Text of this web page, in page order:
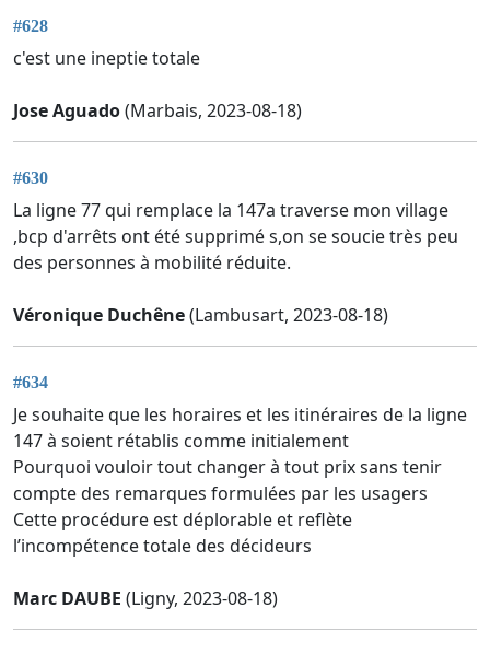
#628
c'est une ineptie totale
Jose Aguado(Marbais, 2023-08-18)
#630
La ligne 77 qui remplace la 147a traverse mon village
,bcp d'arrêts ont été supprimé s,on se soucie très peu
des personnes à mobilité réduite.
Véronique Duchêne(Lambusart, 2023-08-18)
#634
Je souhaite que les horaires et les itinéraires de la ligne
147 à soient rétablis comme initialement
Pourquoi vouloir tout changer à tout prix sans tenir
compte des remarques formulées par les usagers
Cette procédure est déplorable et reflète
l’incompétence totale des décideurs
Marc DAUBE (Ligny, 2023-08-18)